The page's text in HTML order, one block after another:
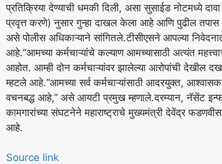
प्रतिक्रिया देण्याची धमकी दिली, असा सुसाईड नोटमध्ये
प्रवृत्त करणे) नुसार गुन्हा दाखल केला आहे आणि पुढील
असे पोलीस अधिकाऱ्याने सांगितले.टीसीएसने आपल्या
आहे.“आमच्या कर्मचाऱ्यांचे कल्याण आमच्यासाठी अत्यंत
आहोत. आम्ही दोन कर्मचाऱ्यांवर झालेल्या आरोपांची
म्हटले आहे.“आमच्या सर्व कर्मचाऱ्यांसाठी आदरयुक्त,
वचनबद्ध आहे,” असे आयटी प्रमुख म्हणाले.दरम्यान, नॅसेंट
कामगारांच्या संघटनेने महाराष्ट्राचे मुख्यमंत्री देवेंद्र
आहे.
Source link